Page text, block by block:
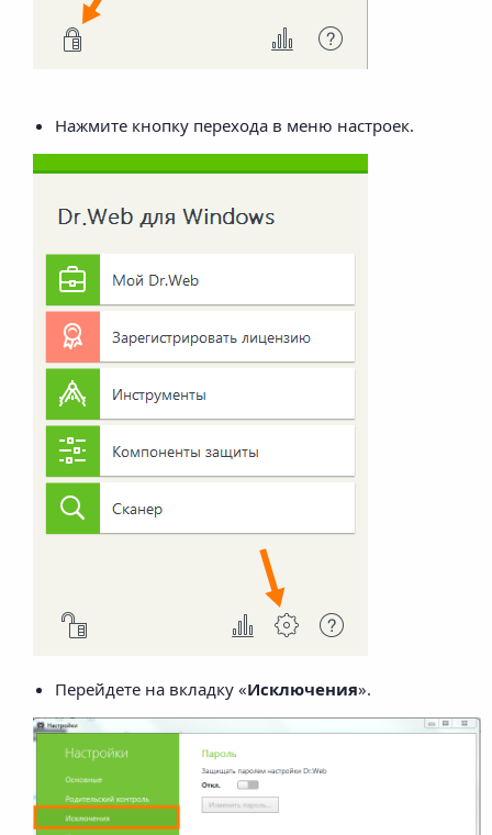
Нажмите кнопку перехода в меню настроек.
Перейдете на вкладку «Исключения».